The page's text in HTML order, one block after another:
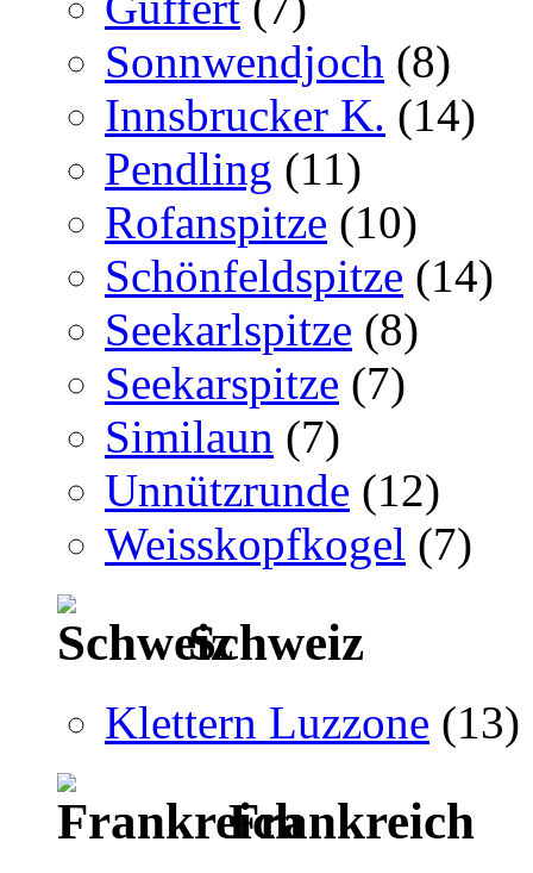
Sonnwendjoch (8)
Innsbrucker K. (14)
Pendling (11)
Rofanspitze (10)
Schönfeldspitze (14)
Seekarlspitze (8)
Seekarspitze (7)
Similaun (7)
Unnützrunde (12)
Weisskopfkogel (7)
Schweiz
Klettern Luzzone (13)
Frankreich